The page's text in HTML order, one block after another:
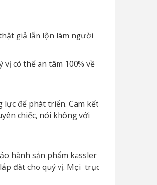
giả lẫn lộn làm người
có thể an tâm 100% về
lực để phát triển. Cam kết
chiếc, nói không với
hành sản phẩm kassler
đặt cho quý vị. Mọi trục